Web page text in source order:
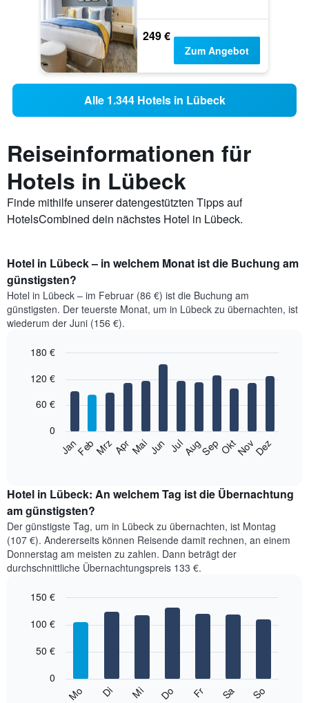
249 €
Zum Angebot
Alle 1.344 Hotels in Lübeck
Reiseinformationen für
Hotels in Lübeck
Finde mithilfe unserer datengestützten Tipps auf
HotelsCombined dein nächstes Hotel in Lübeck.
Hotel in Lübeck – in welchem Monat ist die Buchung am
günstigsten?
Hotel in Lübeck – im Februar (86 €) ist die Buchung am
günstigsten. Der teuerste Monat, um in Lübeck zu übernachten, ist
wiederum der Juni (156 €).
chart
bars.
folgende
den
durchschnittlichen
Zimmerpreis
im
jeweiligen
Monat
an.
Diagramm
Achse,
graphic.
JanFebMrzAprMaiJun JulAugSep OktNovDez
0
60 €
120 €
180 €
Hotel in Lübeck: An welchem Tag ist die Übernachtung
am günstigsten?
Der günstigste Tag, um in Lübeck zu übernachten, ist Montag
(107 €). Andererseits können Reisende damit rechnen, an einem
Donnerstag am meisten zu zahlen. Dann beträgt der
durchschnittliche Übernachtungspreis 133 €.
chart
bars.
graphic.
Mo Di Mi Do Fr Sa So
0
50 €
100 €
150 €